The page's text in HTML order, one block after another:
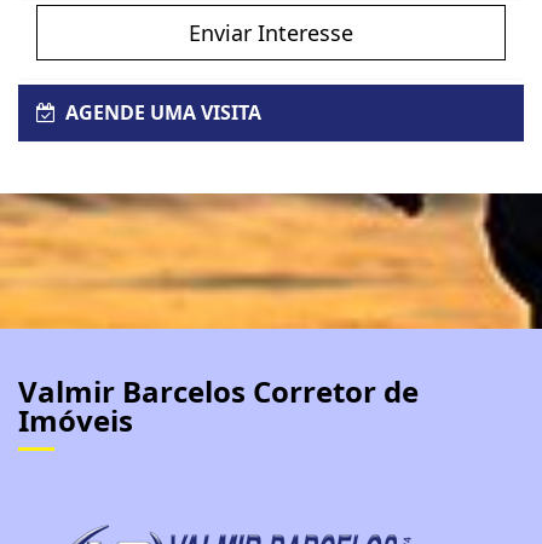
Enviar Interesse
AGENDE UMA VISITA
Valmir Barcelos Corretor de
Imóveis